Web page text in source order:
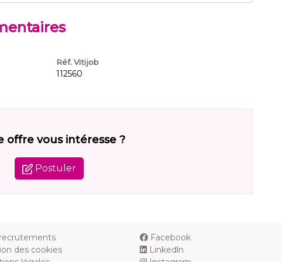
Réf. Vitijob
112560
offre vous intéresse ?
Postuler
des cookies
Facebook
Linkedln